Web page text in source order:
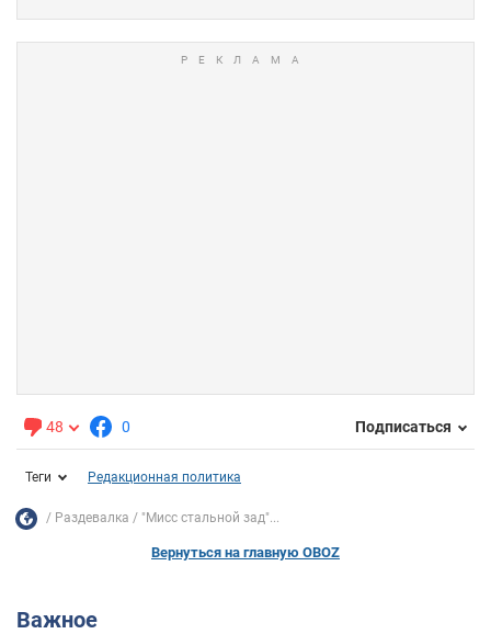
48 0 Подписаться
Теги Редакционная политика
Раздевалка "Мисс стальной зад"...
Вернуться на главную OBOZ
Важное